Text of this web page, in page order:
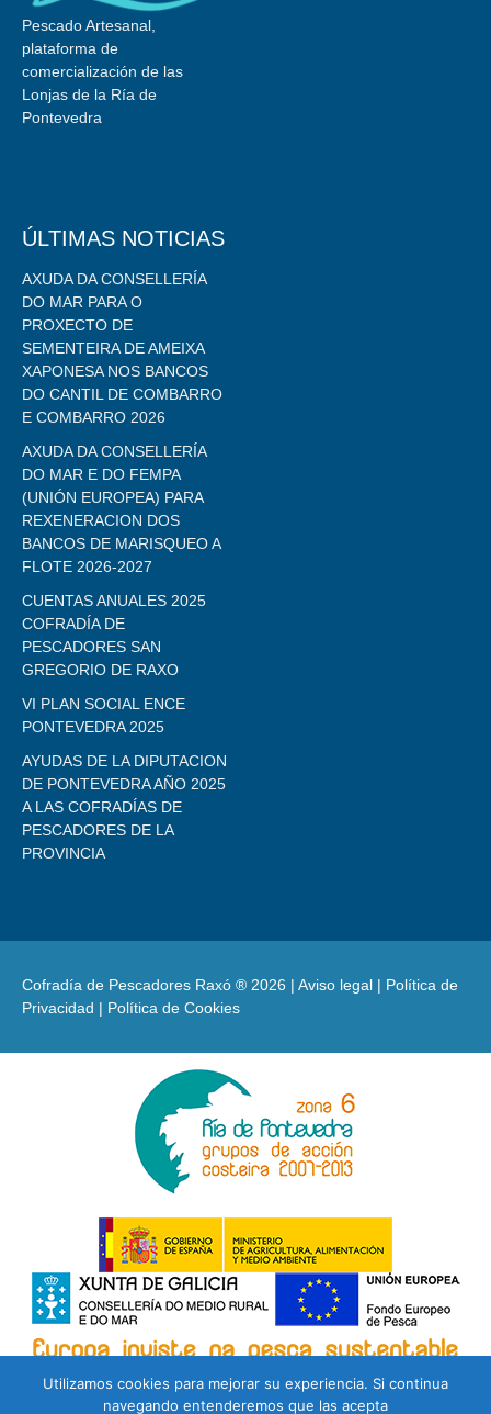
Pescado Artesanal,
plataforma de
comercialización de las
Lonjas de la Ría de
Pontevedra
ÚLTIMAS NOTICIAS
AXUDA DA CONSELLERÍA
DO MAR PARA O
PROXECTO DE
SEMENTEIRA DE AMEIXA
XAPONESA NOS BANCOS
DO CANTIL DE COMBARRO
E COMBARRO 2026
AXUDA DA CONSELLERÍA
DO MAR E DO FEMPA
(UNIÓN EUROPEA) PARA
REXENERACION DOS
BANCOS DE MARISQUEO A
FLOTE 2026-2027
CUENTAS ANUALES 2025
COFRADÍA DE
PESCADORES SAN
GREGORIO DE RAXO
VI PLAN SOCIAL ENCE
PONTEVEDRA 2025
AYUDAS DE LA DIPUTACION
DE PONTEVEDRA AÑO 2025
A LAS COFRADÍAS DE
PESCADORES DE LA
PROVINCIA
Cofradía de Pescadores Raxó ® 2026 | Aviso legal | Política de
Privacidad | Política de Cookies
Utilizamos cookies para mejorar su experiencia. Si continua
navegando entenderemos que las acepta